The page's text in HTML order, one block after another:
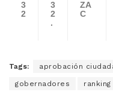
3
2
3
2
.
ZA
C
Tags: aprobación
gobernadores ranking